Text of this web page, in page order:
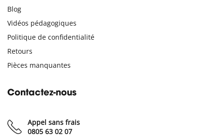
Blog
Vidéos pédagogiques
Politique de confidentialité
Retours
Pièces manquantes
Contactez-nous
Appel sans frais
0805 63 02 07